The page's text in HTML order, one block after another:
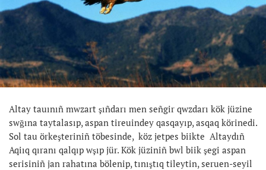
Altay tauınıñ mwzart şıñdarı men señgir qwzdarı kök jüzine
swğına taytalasıp, aspan tireuindey qasqayıp, asqaq körinedi.
Sol tau örkeşteriniñ töbesinde, köz jetpes biikte Altaydıñ
Aqiıq qıranı qalqıp wşıp jür. Kök jüziniñ bwl biik şegi aspan
serisiniñ jan rahatına bölenip, tınıştıq tileytin, seruen-seyil